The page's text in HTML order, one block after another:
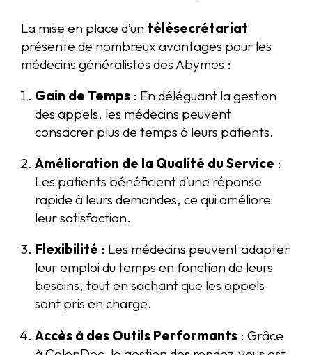
La mise en place d’un télésecrétariat
présente de nombreux avantages pour les
médecins généralistes des Abymes :
Gain de Temps : En déléguant la gestion
des appels, les médecins peuvent
consacrer plus de temps à leurs patients.
Amélioration de la Qualité du Service :
Les patients bénéficient d’une réponse
rapide à leurs demandes, ce qui améliore
leur satisfaction.
Flexibilité : Les médecins peuvent adapter
leur emploi du temps en fonction de leurs
besoins, tout en sachant que les appels
sont pris en charge.
Accès à des Outils Performants : Grâce